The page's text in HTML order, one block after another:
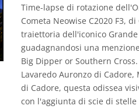
Time-lapse di rotazione
Cometa Neowise C2020 F3,
traiettoria dell'iconico
guadagnandosi una
Big Dipper or Southern
Lavaredo Auronzo di Cadore,
di Cadore, questa odissea
con l'aggiunta di scie di